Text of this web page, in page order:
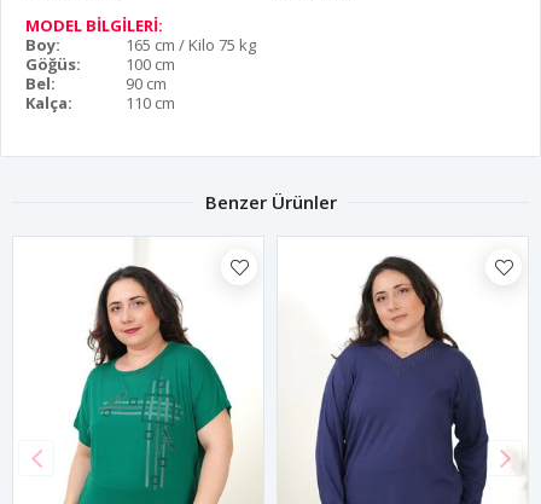
MODEL BİLGİLERİ:
Boy:
165 cm / Kilo 75 kg
Göğüs:
100 cm
Bel:
90 cm
Kalça:
110 cm
Benzer Ürünler